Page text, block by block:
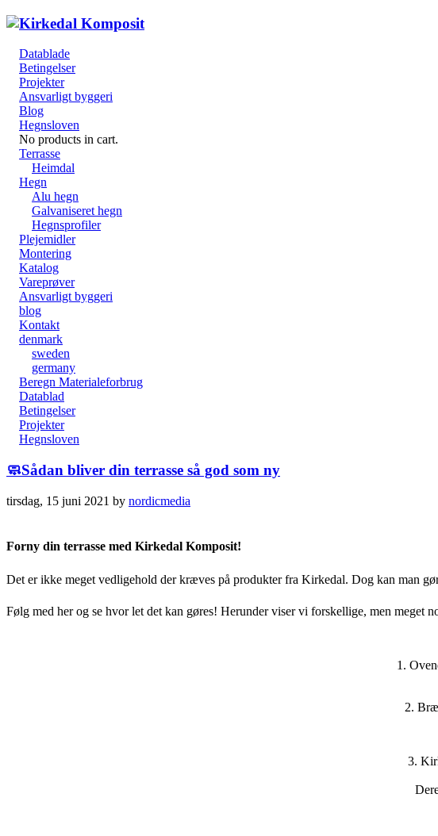
Datablade
Betingelser
Projekter
Ansvarligt byggeri
Blog
Hegnsloven
No products in cart.
Terrasse
Heimdal
Hegn
Alu hegn
Galvaniseret hegn
Hegnsprofiler
Plejemidler
Montering
Katalog
Vareprøver
Ansvarligt byggeri
blog
Kontakt
denmark
sweden
germany
Beregn Materialeforbrug
Datablad
Betingelser
Projekter
Hegnsloven
🧼Sådan bliver din terrasse så god som ny
tirsdag, 15 juni 2021 by nordicmedia
Forny din terrasse med Kirkedal Komposit!
Det er ikke meget vedligehold der kræves på produkter fra Kirkedal. Dog kan man
Følg med her og se hvor let det kan gøres! Herunder viser vi forskellige, men meget
1.
2.
3.